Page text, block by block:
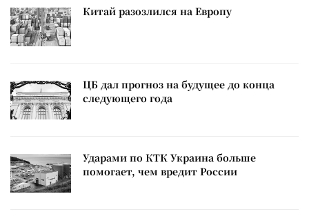
Китай разозлился на Европу
ЦБ дал прогноз на будущее до конца
следующего года
Ударами по КТК Украина больше
помогает, чем вредит России